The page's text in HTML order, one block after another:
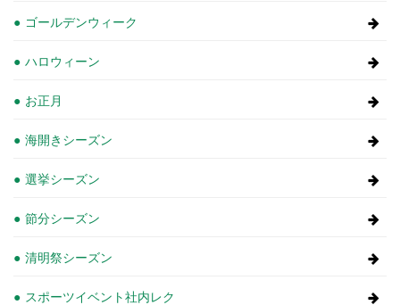
ゴールデンウィーク
ハロウィーン
お正月
海開きシーズン
選挙シーズン
節分シーズン
清明祭シーズン
スポーツイベント社内レク